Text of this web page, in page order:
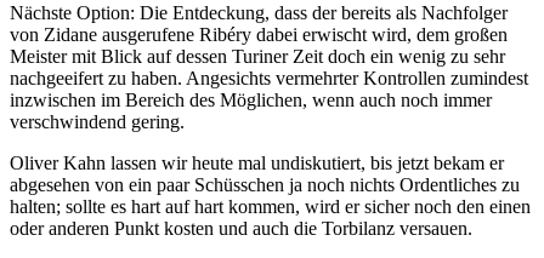
Nächste Option: Die Entdeckung, dass der bereits als Nachfolger
von Zidane ausgerufene Ribéry dabei erwischt wird, dem großen
Meister mit Blick auf dessen Turiner Zeit doch ein wenig zu sehr
nachgeeifert zu haben. Angesichts vermehrter Kontrollen zumindest
inzwischen im Bereich des Möglichen, wenn auch noch immer
verschwindend gering.
Oliver Kahn lassen wir heute mal undiskutiert, bis jetzt bekam er
abgesehen von ein paar Schüsschen ja noch nichts Ordentliches zu
halten; sollte es hart auf hart kommen, wird er sicher noch den einen
oder anderen Punkt kosten und auch die Torbilanz versauen.